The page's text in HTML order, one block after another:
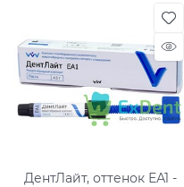
ДентЛайт, оттенок ЕА1 -